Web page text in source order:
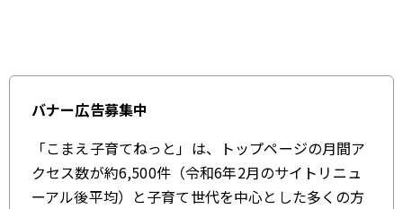
バナー広告募集中
「こまえ子育てねっと」は、トップページの月間ア
クセス数が約6,500件（令和6年2月のサイトリニュ
ーアル後平均）と子育て世代を中心とした多くの方